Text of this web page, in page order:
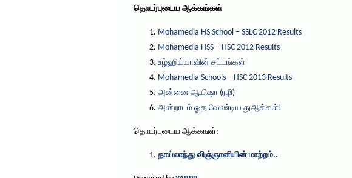
தொடர்புடைய ஆக்கங்கள்
Mohamedia HS School – SSLC 2012 Results
Mohamedia HSS – HSC 2012 Results
உழ்ஹிய்யாவின் சட்டங்கள்
Mohamedia Schools – HSC 2013 Results
அன்னை ஆயிஷா (ரழி)
அன்றாடம் ஓத வேண்டிய துஆக்கள்!
தொடர்புடைய ஆக்கஙள்:
தாய்லாந்து விஞ்ஞானியின் மாற்றம்..